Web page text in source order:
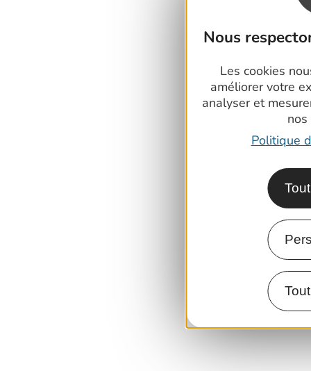
Nous
Les cookies
améliorer votre
analyser et
nos
Politique